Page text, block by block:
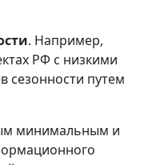
. Например,
РФ с низкими
сезонности путем
минимальным и